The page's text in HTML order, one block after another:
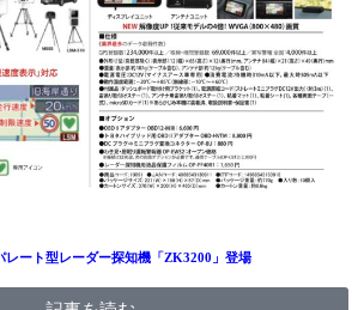
レート型レーダー探知機「ZK3200」登場